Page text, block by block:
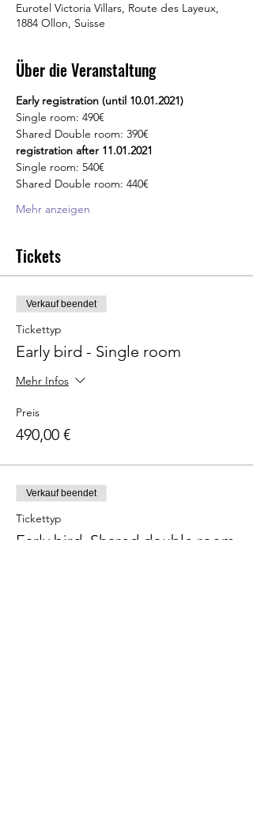
Eurotel Victoria Villars, Route des Layeux,
1884 Ollon, Suisse
Über die Veranstaltung
Early registration (until 10.01.2021)
Single room: 490€
Shared Double room: 390€
registration after 11.01.2021
Single room: 540€
Shared Double room: 440€
Mehr anzeigen
Tickets
Verkauf beendet
Tickettyp
Early bird - Single room
Mehr Infos
Preis
490,00 €
Verkauf beendet
Tickettyp
Early bird, Shared double room